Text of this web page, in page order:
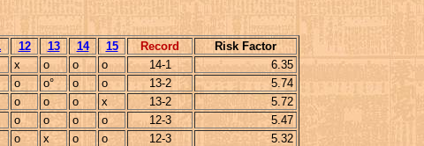
12 13 14 15 Record
Risk Factor
x o o o 14-1
6.35
o o° o o 13-2
5.74
o o o x 13-2
5.72
o o o o 12-3
5.47
o x o o 12-3
5.32